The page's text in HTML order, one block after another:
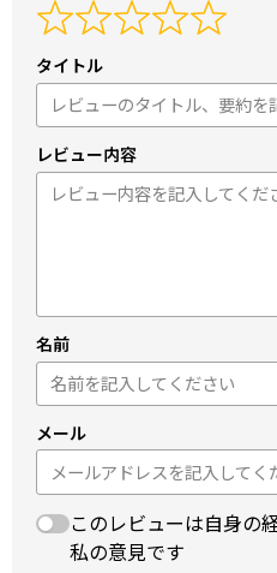
タイトル
レビュー内容
名前
メール
このレビューは自身の
私の意見です